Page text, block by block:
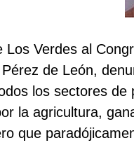
Los Verdes al
de León,
los sectores
la agricultura,
que